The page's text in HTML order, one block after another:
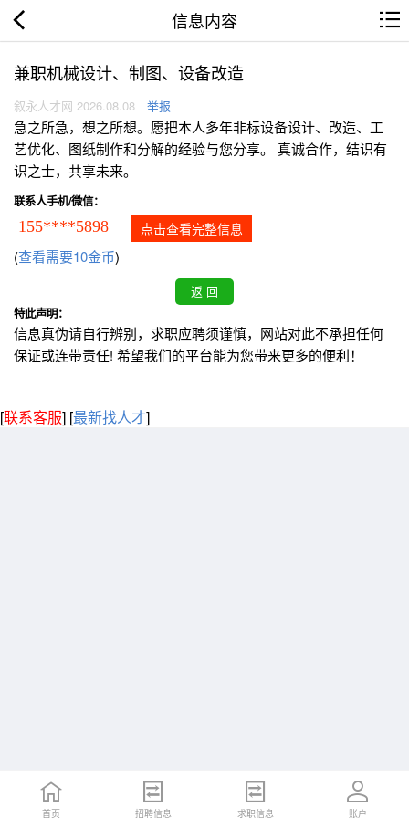
信息内容
兼职机械设计、制图、设备改造
叙永人才网 2026.08.08 举报
急之所急，想之所想。愿把本人多年非标设备设计、改造、工
艺优化、图纸制作和分解的经验与您分享。 真诚合作，结识有
识之士，共享未来。
联系人手机/微信：
155****5898 点击查看完整信息
(查看需要10金币)
特此声明：
信息真伪请自行辨别，求职应聘须谨慎，网站对此不承担任何
保证或连带责任! 希望我们的平台能为您带来更多的便利！
[联系客服] [最新找人才]
首页 招聘信息 求职信息 账户